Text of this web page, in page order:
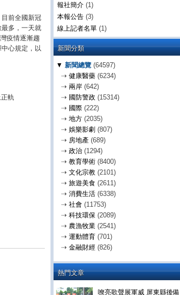
報社簡介 (1)
本報公告 (3)
線上記者名單 (1)
新聞分類
▼ 新聞總覽 (64597)
⇢ 健康醫藥 (6234)
⇢ 兩岸 (642)
⇢ 國防警政 (15314)
⇢ 國際 (222)
⇢ 地方 (2035)
⇢ 娛樂影劇 (807)
⇢ 房地產 (689)
⇢ 政治 (1294)
⇢ 教育學術 (8400)
⇢ 文化宗教 (2101)
⇢ 旅遊美食 (2611)
⇢ 消費生活 (6338)
⇢ 社會 (11753)
⇢ 科技環保 (2089)
⇢ 農漁牧業 (2541)
⇢ 運動體育 (701)
⇢ 金融財經 (826)
熱門文章
嘹亮歌聲展軍威 屏東縣後備
前全國新冠
多，一天就
疫情逐漸趨
心規定，以
軌